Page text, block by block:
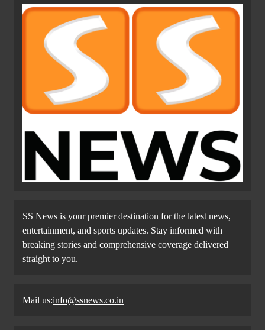
SS News is your premier destination for the latest news,
entertainment, and sports updates. Stay informed with
breaking stories and comprehensive coverage delivered
straight to you.
Mail us:info@ssnews.co.in